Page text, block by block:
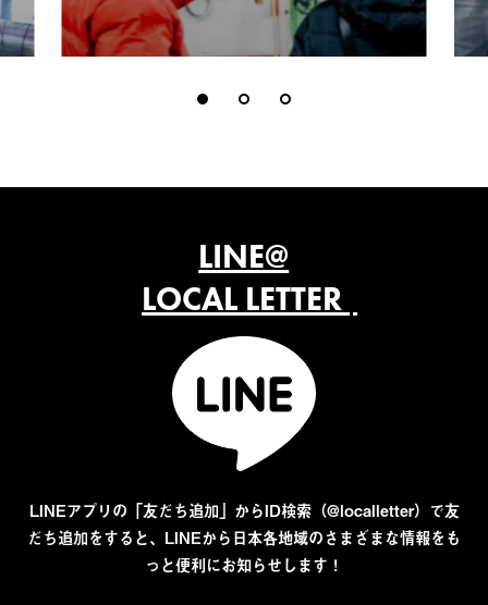
LINE@
LOCAL LETTER
LINEアプリの「友だち追加」からID検索（@localletter）で友
だち追加をすると、LINEから日本各地域のさまざまな情報をも
っと便利にお知らせします！